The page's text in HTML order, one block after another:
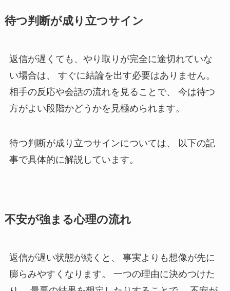
待つ判断が成り立つサイン
返信が遅くても、やり取りが完全に途切れていな
い場合は、 すぐに結論を出す必要はありません。
相手の反応や会話の流れを見ることで、 今は待つ
方がよい段階かどうかを見極められます。
待つ判断が成り立つサインについては、 以下の記
事で具体的に解説しています。
不安が強まる心理の流れ
返信が遅い状態が続くと、 事実よりも想像が先に
膨らみやすくなります。 一つの理由に決めつけた